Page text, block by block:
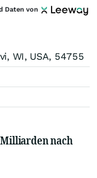
Daten von
WI, USA, 54755
nach